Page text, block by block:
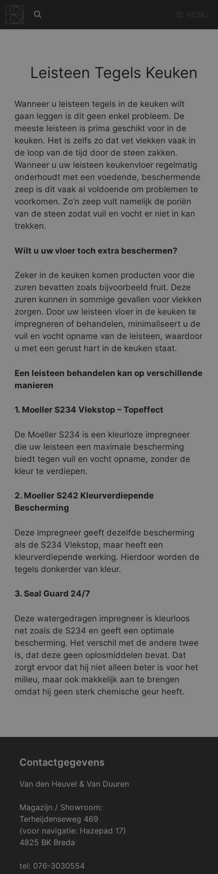
naar
de
Leisteen Tegels Keuken
Wanneer u leisteen tegels in de keuken wilt
gaan leggen is dit geen enkel probleem. De
meeste leisteen is prima geschikt voor in de
keuken. Het is zelfs zo dat vet vlekken vaak in
de loop van de tijd door de steen zakken.
Wanneer u uw leisteen keukenvloer regelmatig
onderhoudt met een voedende, beschermende
zeep is dit vaak al voldoende om problemen te
voorkomen. Zo’n zeep vult namelijk de poriën
van de steen zodat vuil en vocht er niet in kan
trekken.
Wilt u uw vloer toch extra beschermen?
Zeker in de keuken komen producten voor die
zuren bevatten zoals bijvoorbeeld fruit. Deze
zuren kunnen in sommige gevallen voor vlekken
zorgen. Door uw leisteen vloer in de keuken te
impregneren of behandelen, minimaliseert u de
vuil en vocht opname van de leisteen, waardoor
u met een gerust hart in de keuken staat.
Een leisteen behandelen kan op verschillende
manieren
1. Moeller S234 Vlekstop – Topeffect
De Moeller S234 is een kleurloze impregneer
die uw leisteen een maximale bescherming
biedt tegen vuil en vocht opname, zonder de
kleur te verdiepen.
2. Moeller S242 Kleurverdiepende
Bescherming
Deze impregneer geeft dezelfde bescherming
als de S234 Vlekstop, maar heeft een
kleurverdiepende werking. Hierdoor worden de
tegels donkerder van kleur.
3. Seal Guard 24/7
Deze watergedragen impregneer is kleurloos
net zoals de S234 en geeft een optimale
bescherming. Het verschil met de andere twee
is, dat deze geen oplosmiddelen bevat. Dat
zorgt ervoor dat hij niet alleen beter is voor het
milieu, maar ook makkelijk aan te brengen
omdat hij geen sterk chemische geur heeft.
Contactgegevens
Van den Heuvel & Van Duuren
Magazijn / Showroom:
Terheijdenseweg 469
(voor navigatie: Hazepad 17)
4825 BK Breda
tel: 076-3030554